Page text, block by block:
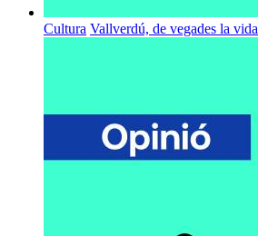
Cultura Vallverdú, de vegades la vida